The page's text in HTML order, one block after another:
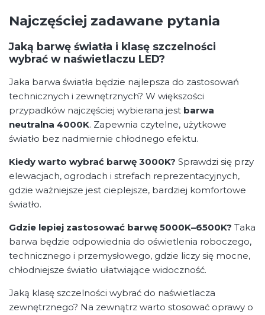
Najczęściej zadawane pytania
Jaką barwę światła i klasę szczelności
wybrać w naświetlaczu LED?
Jaka barwa światła będzie najlepsza do zastosowań
technicznych i zewnętrznych? W większości
przypadków najczęściej wybierana jest barwa
neutralna 4000K. Zapewnia czytelne, użytkowe
światło bez nadmiernie chłodnego efektu.
Kiedy warto wybrać barwę 3000K? Sprawdzi się przy
elewacjach, ogrodach i strefach reprezentacyjnych,
gdzie ważniejsze jest cieplejsze, bardziej komfortowe
światło.
Gdzie lepiej zastosować barwę 5000K–6500K? Taka
barwa będzie odpowiednia do oświetlenia roboczego,
technicznego i przemysłowego, gdzie liczy się mocne,
chłodniejsze światło ułatwiające widoczność.
Jaką klasę szczelności wybrać do naświetlacza
zewnętrznego? Na zewnątrz warto stosować oprawy o